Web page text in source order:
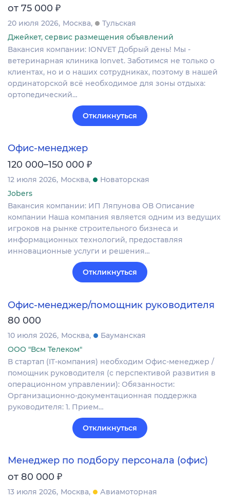
от 75 000 ₽
20 июля 2026 Москва
Тульская
Джейкет, сервис размещения объявлений
Вакансия компании: IONVET Добрый день! Мы -
ветеринарная клиника Ionvet. Заботимся не только о
клиентах, но и о наших сотрудниках, поэтому в нашей
ординаторской всё необходимое для зоны отдыха:
ортопедический…
Откликнуться
Офис-менеджер
120 000–150 000 ₽
12 июля 2026 Москва
Новаторская
Jobers
Вакансия компании: ИП Ляпунова ОВ Описание
компании Наша компания является одним из ведущих
игроков на рынке строительного бизнеса и
информационных технологий, предоставляя
инновационные услуги и решения…
Откликнуться
Офис-менеджер/помощник руководителя
80 000
10 июля 2026 Москва
Бауманская
ООО "Всм Телеком"
В стартап (IT-компания) необходим Офис-менеджер /
помощник руководителя (с перспективой развития в
операционном управлении): Обязанности:
Организационно-документационная поддержка
руководителя: 1. Прием…
Откликнуться
Менеджер по подбору персонала (офис)
от 80 000 ₽
13 июля 2026 Москва
Авиамоторная